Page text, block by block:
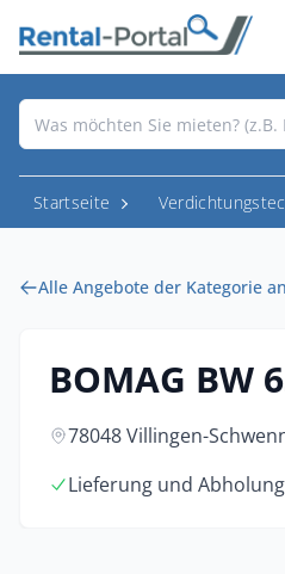
Startseite
Alle Angebote der Kategorie
BOMAG
78048 Villingen-
Lieferung und